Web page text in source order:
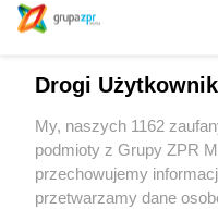
Dzięki Tork
zmniejszyć swój
otrzymują dane o
ręczników oraz
Drogi
My, naszych 1162
podmioty z Grupy ZPR
przechowujemy
przetwarzamy dane